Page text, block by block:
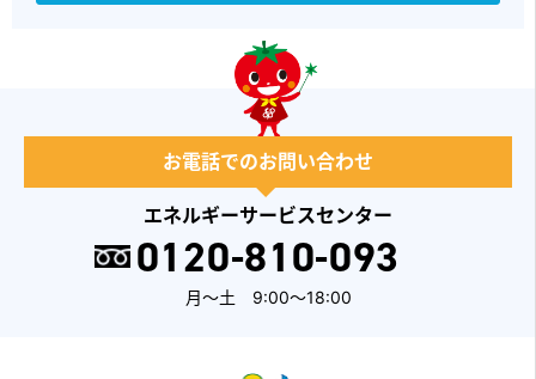
お電話でのお問い合わせ
エネルギーサービスセンター
0120-810-093
月～土 9:00～18:00